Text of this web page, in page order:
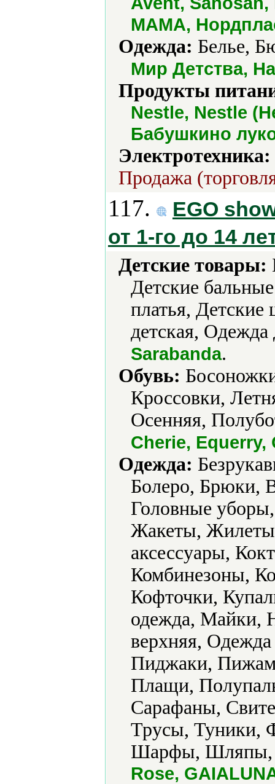
МАМА,
Одежда: Белье,
Мир Детства,
Продукты
Nestle, Nestle
Бабушкино
Электротехника:
Продажа
117.
EGO
от 1-го до 14
Детские товары:
Детские
платья,
детская, Одежда
Sarabanda.
Обувь:
Кроссовки,
Осенняя,
Cherie, Equerry,
Одежда:
Болеро, Брюки,
Головные
Жакеты,
аксессуары,
Комбинезоны,
Кофточки,
одежда, Майки,
верхняя,
Пиджаки,
Плащи,
Сарафаны,
Трусы, Туники,
Шарфы,
Rose,